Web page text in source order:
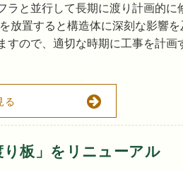
ラと並行して長期に渡り計画的に
放置すると構造体に深刻な影響
すので、適切な時期に工事を計画
る
板」をリニューアル